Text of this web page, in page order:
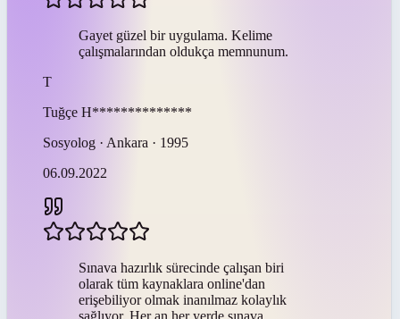
Gayet güzel bir uygulama. Kelime
çalışmalarından oldukça memnunum.
T
Tuğçe H**************
Sosyolog · Ankara · 1995
06.09.2022
Sınava hazırlık sürecinde çalışan biri
olarak tüm kaynaklara online'dan
erişebiliyor olmak inanılmaz kolaylık
sağlıyor. Her an her yerde sınava